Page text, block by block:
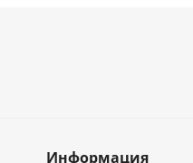
Информация